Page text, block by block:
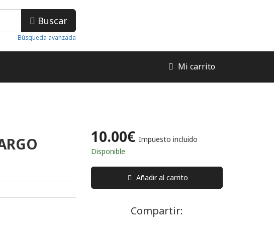
Buscar
Búsqueda avanzada
Mi carrito
10.00€ Impuesto incluido
Disponible
Añadir al carrito
Compartir: